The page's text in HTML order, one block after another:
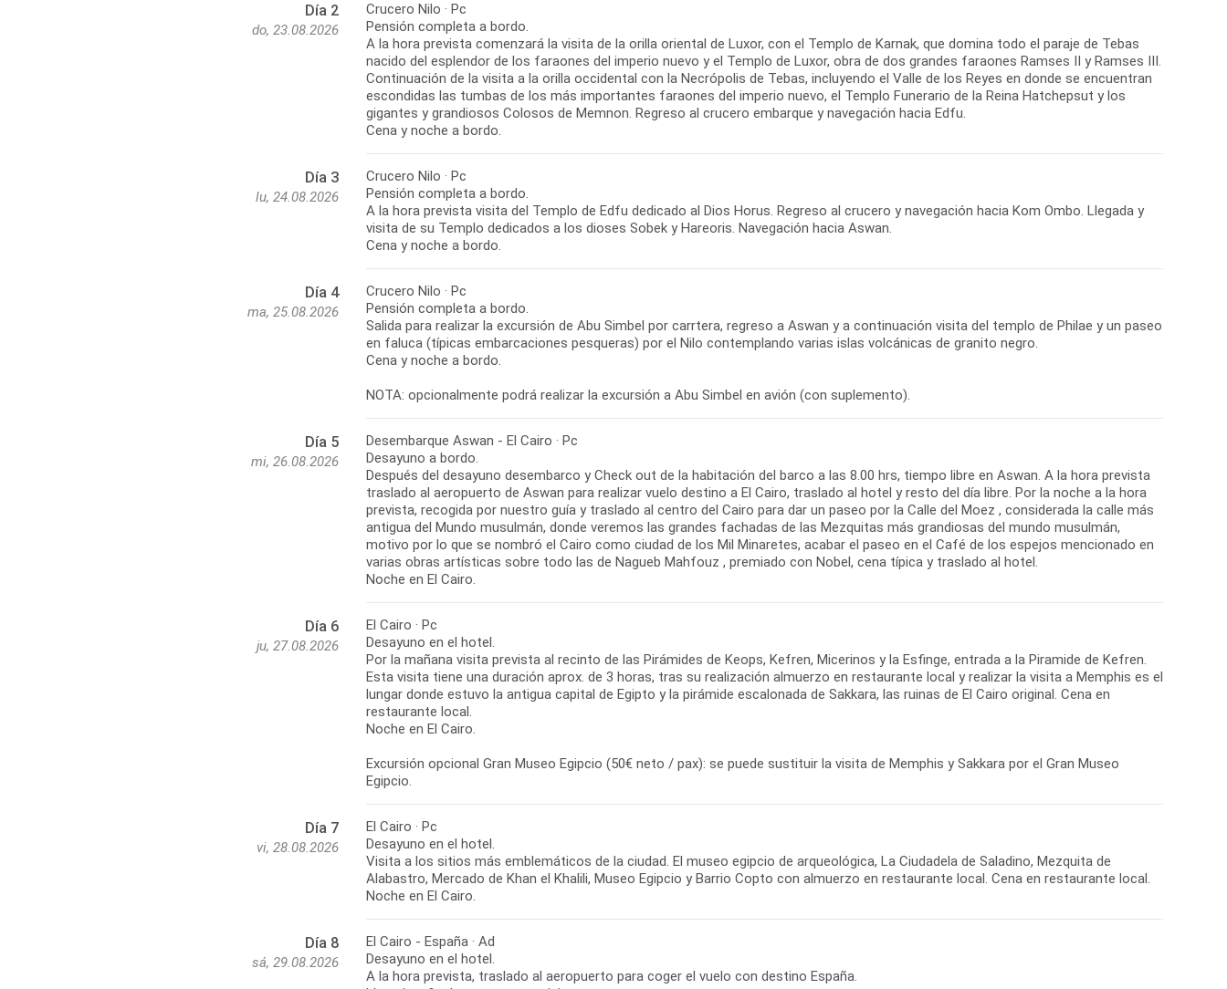
Día 2
do, 23.08.2026
Crucero Nilo · Pc
Pensión completa a bordo.
A la hora prevista comenzará la visita de la orilla oriental de Luxor, con el Templo de Karnak, que domina todo el paraje de Tebas
nacido del esplendor de los faraones del imperio nuevo y el Templo de Luxor, obra de dos grandes faraones Ramses II y Ramses III.
Continuación de la visita a la orilla occidental con la Necrópolis de Tebas, incluyendo el Valle de los Reyes en donde se encuentran
escondidas las tumbas de los más importantes faraones del imperio nuevo, el Templo Funerario de la Reina Hatchepsut y los
gigantes y grandiosos Colosos de Memnon. Regreso al crucero embarque y navegación hacia Edfu.
Cena y noche a bordo.
Día 3
lu, 24.08.2026
Crucero Nilo · Pc
Pensión completa a bordo.
A la hora prevista visita del Templo de Edfu dedicado al Dios Horus. Regreso al crucero y navegación hacia Kom Ombo. Llegada y
visita de su Templo dedicados a los dioses Sobek y Hareoris. Navegación hacia Aswan.
Día 4
ma, 25.08.2026
Crucero Nilo · Pc
Pensión completa a bordo.
Salida para realizar la excursión de Abu Simbel por carrtera, regreso a Aswan y a continuación visita del templo de Philae y un paseo
en faluca (típicas embarcaciones pesqueras) por el Nilo contemplando varias islas volcánicas de granito negro.
Cena y noche a bordo.
NOTA: opcionalmente podrá realizar la excursión a Abu Simbel en avión (con suplemento).
Día 5
mi, 26.08.2026
Desembarque Aswan - El Cairo · Pc
Desayuno a bordo.
Después del desayuno desembarco y Check out de la habitación del barco a las 8.00 hrs, tiempo libre en Aswan. A la hora prevista
traslado al aeropuerto de Aswan para realizar vuelo destino a El Cairo, traslado al hotel y resto del día libre. Por la noche a la hora
prevista, recogida por nuestro guía y traslado al centro del Cairo para dar un paseo por la Calle del Moez , considerada la calle más
antigua del Mundo musulmán, donde veremos las grandes fachadas de las Mezquitas más grandiosas del mundo musulmán,
motivo por lo que se nombró el Cairo como ciudad de los Mil Minaretes, acabar el paseo en el Café de los espejos mencionado en
varias obras artísticas sobre todo las de Nagueb Mahfouz , premiado con Nobel, cena típica y traslado al hotel.
Noche en El Cairo.
Día 6
ju, 27.08.2026
El Cairo · Pc
Desayuno en el hotel.
Por la mañana visita prevista al recinto de las Pirámides de Keops, Kefren, Micerinos y la Esfinge, entrada a la Piramide de Kefren.
Esta visita tiene una duración aprox. de 3 horas, tras su realización almuerzo en restaurante local y realizar la visita a Memphis es el
lungar donde estuvo la antigua capital de Egipto y la pirámide escalonada de Sakkara, las ruinas de El Cairo original. Cena en
restaurante local.
Noche en El Cairo.
Excursión opcional Gran Museo Egipcio (50€ neto / pax): se puede sustituir la visita de Memphis y Sakkara por el Gran Museo
Egipcio.
Día 7
vi, 28.08.2026
El Cairo · Pc
Desayuno en el hotel.
Visita a los sitios más emblemáticos de la ciudad. El museo egipcio de arqueológica, La Ciudadela de Saladino, Mezquita de
Alabastro, Mercado de Khan el Khalili, Museo Egipcio y Barrio Copto con almuerzo en restaurante local. Cena en restaurante local.
Noche en El Cairo.
Día 8
sá, 29.08.2026
El Cairo - España · Ad
Desayuno en el hotel.
A la hora prevista, traslado al aeropuerto para coger el vuelo con destino España.